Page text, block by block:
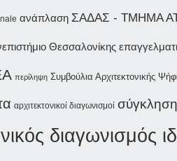
ανάπλαση ΣΑΔΑΣ - ΤΜΗΜΑ
Θεσσαλονίκης
περίληψη Συμβούλια Αρχιτεκτονικής
αρχιτεκτονικοί διαγωνισμοί
διαγωνισμός